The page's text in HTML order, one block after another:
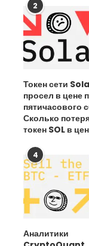
2
Токен сети
просел в цене
пятичасового
Сколько
токен SOL в
4
Аналитики